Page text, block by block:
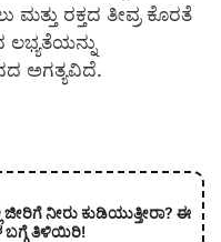
ರಕ್ತದ ತೀವ್ರ ಕೊರತೆ
ಲಭ್ಯತೆಯನ್ನು
ಅಗತ್ಯವಿದೆ.
ನೀರು ಕುಡಿಯುತ್ತೀರಾ? ಈ
ತಿಳಿಯಿರಿ!